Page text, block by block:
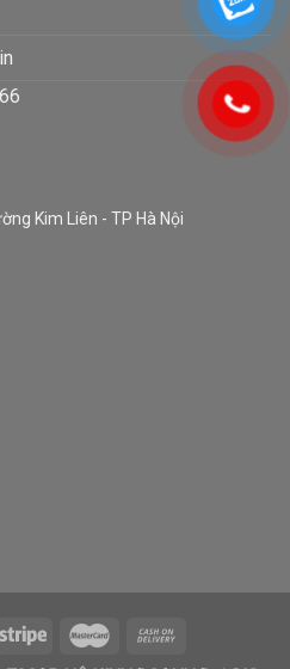
Kim Liên - TP Hà Nội